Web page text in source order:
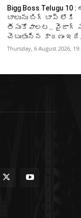
Bigg Boss Telugu
బాలును బిగ్ బాస్ లోకి
తీసుకోవాలట.. వైజాగ్
చెబుతున్న కారణం
Thursday, 6 August 2026,